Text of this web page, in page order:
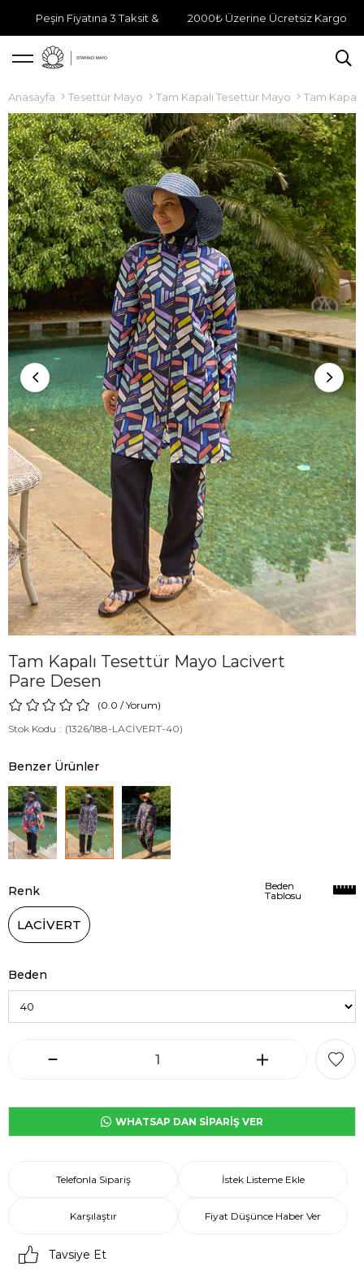
Peşin Fiyatına 3 Taksit & 2000₺ Üzerine Ücretsiz Kargo
Anasayfa Tesettür Mayo Tam Kapalı Tesettür Mayo Tam
Tam Kapalı Tesettür Mayo Lacivert
Pare Desen
0.0 /Yorum)
Stok Kodu
(1326/188-LACİVERT-40)
Benzer Ürünler
Renk
LACİVERT
Beden
Beden
Tablosu
Beden
Tablosu
WHATSAP DAN SİPARİŞ VER
Telefonla Sipariş İstek Listeme Ekle
Karşılaştır Fiyat Düşünce Haber Ver
Tavsiye Et